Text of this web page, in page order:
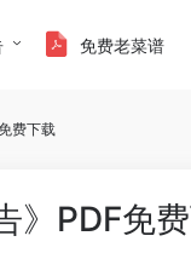
免费老菜谱
费下载
》PDF免